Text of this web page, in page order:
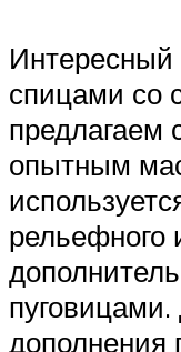
спицами со
предлагаем
опытным
рельефного
дополнения